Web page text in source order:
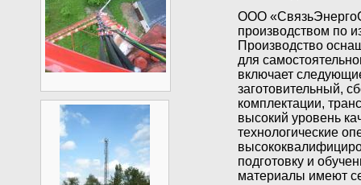
ООО
производством по
Производство
для
включает
заготовительный,
комплектации,
высокий уровень
технологические
подготовку и
материалы имеют